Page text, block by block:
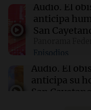
Aerolíneas
superávit y
Audio. El
anticipa
San
Episodios
Audio. El
anticipa su
San